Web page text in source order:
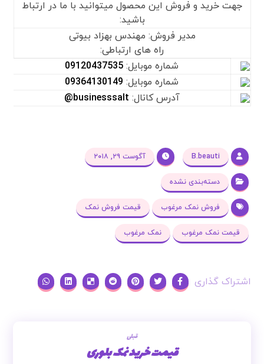
جهت خرید و فروش این محصول میتوانید با ما در ارتباط
باشید:
مدیر فروش: مهندس بهزاد بیوتی
راه های ارتباطی:
شماره موبایل: 09120437535
شماره موبایل: 09364130149
آدرس کانال: businesssalt@
B.beauti آگوست ۲۹, ۲۰۱۸
دسته‌بندی نشده
فروش نمک مرغوب قیمت فروش نمک
قیمت نمک مرغوب نمک مرغوب
قبلی
قیمت خرید نمک بلوری